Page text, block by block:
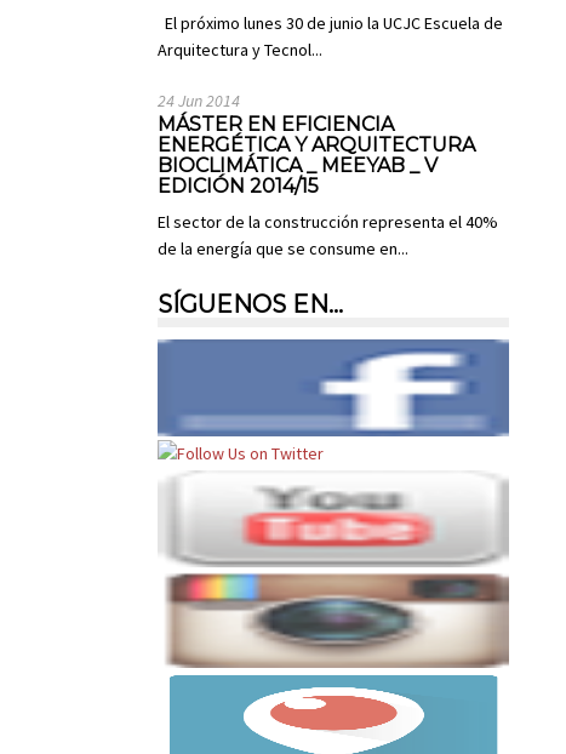
El próximo lunes 30 de junio la UCJC Escuela de
Arquitectura y Tecnol...
24 Jun 2014
MÁSTER EN EFICIENCIA
ENERGÉTICA Y ARQUITECTURA
BIOCLIMÁTICA _ MEEYAB _ V
EDICIÓN 2014/15
El sector de la construcción representa el 40%
de la energía que se consume en...
SÍGUENOS EN…